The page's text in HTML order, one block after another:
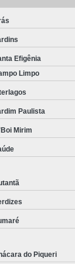
para
Comercial
de
de Prédios
de Piscinas
Limpeza de
Piscina
Piscinas
em
Efigênia
Limpo
Paulista
Mirim
do Piqueri